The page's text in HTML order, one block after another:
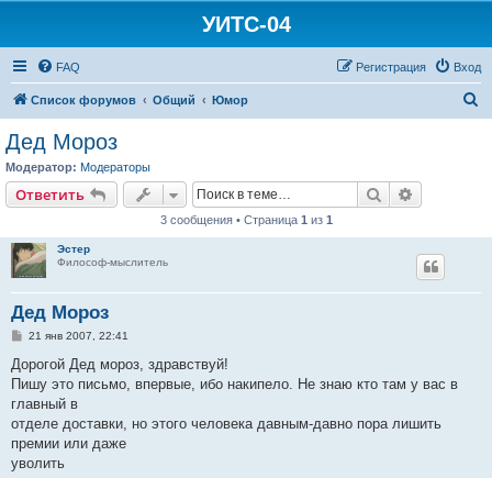
УИТС-04
FAQ Вход
Регистрация
Список форумов Общий Юмор
Дед Мороз
Модератор: Модераторы
Ответить Поиск
3 сообщения • Страница 1 из 1
Эстер
Философ-мыслитель
Дед Мороз
С
о
б
щ
е
и
е
21 янв 2007, 22:41
Дорогой Дед мороз, здравствуй!
Пишу это письмо, впервые, ибо накипело. Не знаю кто там у вас в
главный в
отделе доставки, но этого человека давным-давно пора лишить
премии или даже
уволить